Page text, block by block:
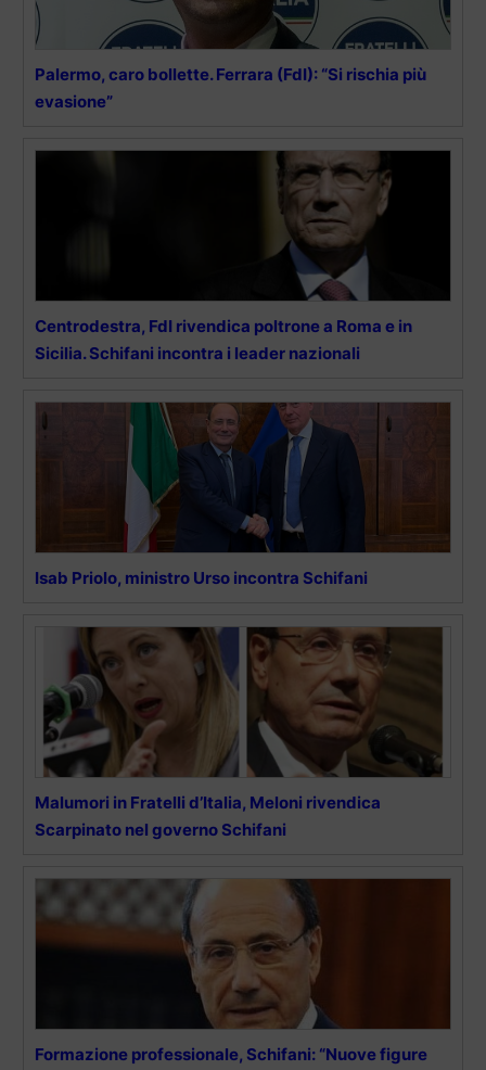
Palermo, caro bollette. Ferrara (FdI): “Si rischia più
evasione”
Centrodestra, FdI rivendica poltrone a Roma e in
Sicilia. Schifani incontra i leader nazionali
Isab Priolo, ministro Urso incontra Schifani
Malumori in Fratelli d’Italia, Meloni rivendica
Scarpinato nel governo Schifani
Formazione professionale, Schifani: “Nuove figure